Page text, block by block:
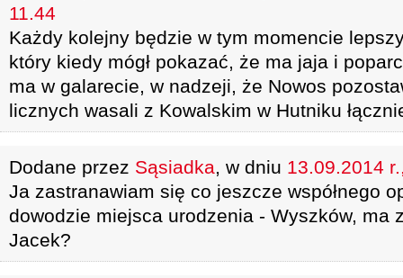
11.44
Każdy kolejny będzie w tym momencie
który kiedy mógł pokazać, że ma jaja i
ma w galarecie, w nadzeji, że Nowos
licznych wasali z Kowalskim w Hutniku
Dodane przez Sąsiadka, w dniu 13.09.2014
Ja zastranawiam się co jeszcze współnego
dowodzie miejsca urodzenia - Wyszków, ma
Jacek?